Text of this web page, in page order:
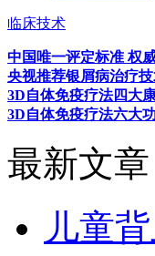
临床技术
中国唯一评定标准 权
央视推荐银屑病治疗
3D自体免疫疗法四大
3D自体免疫疗法六大
最新文章
儿童